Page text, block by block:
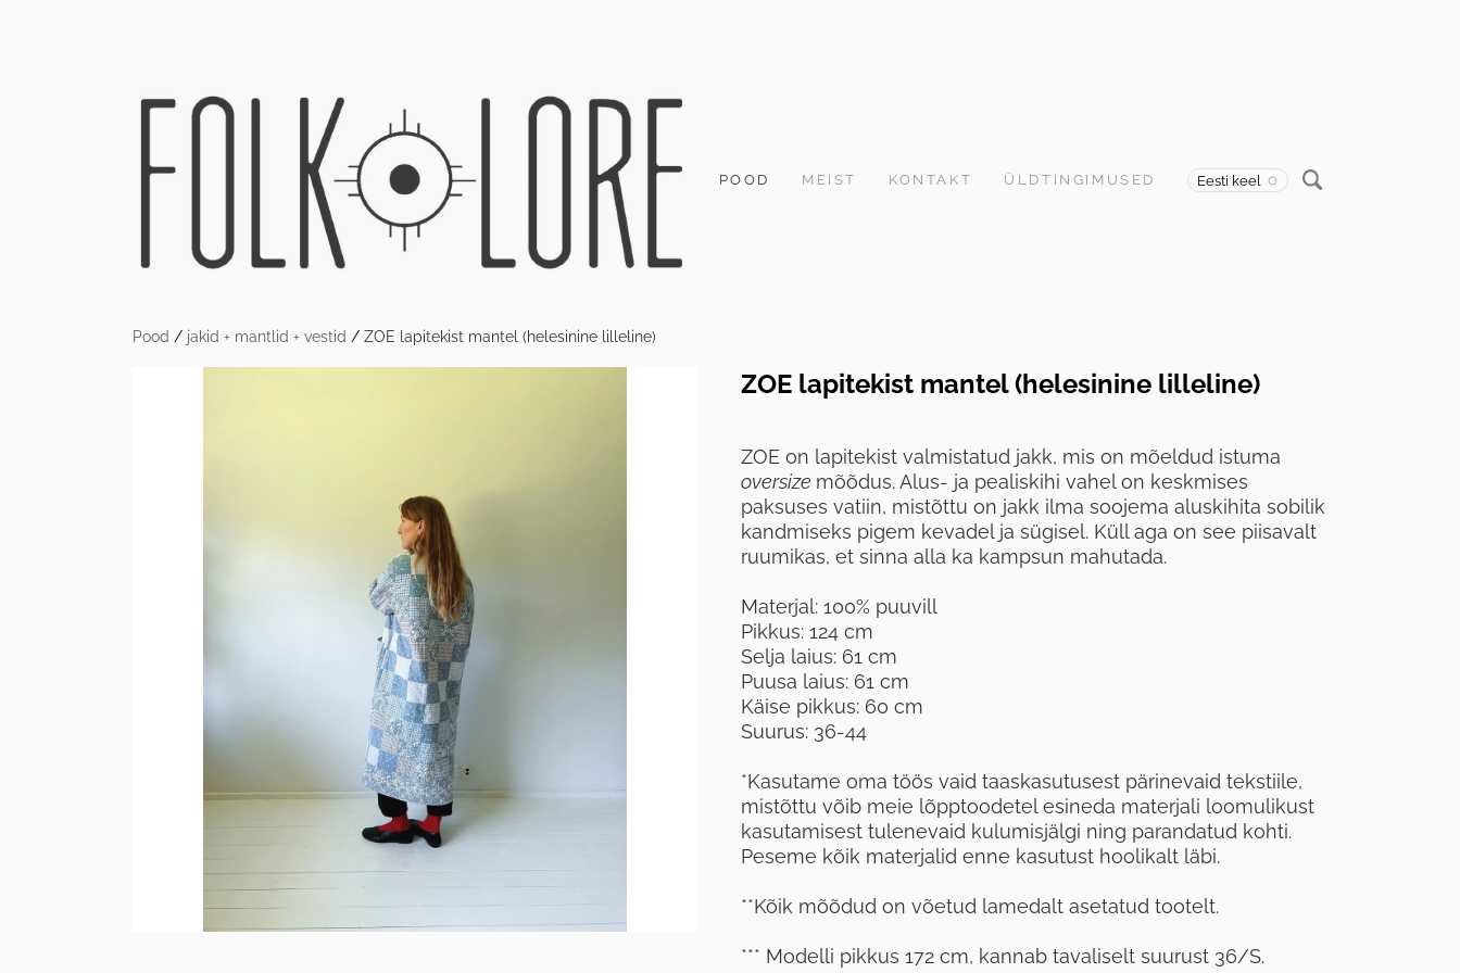
POOD MEIST KONTAKT ÜLDTINGIMUSED Eesti keel
Pood / jakid + mantlid + vestid / ZOE lapitekist mantel (helesinine lilleline)
ZOE lapitekist mantel (helesinine lilleline)
ZOE on lapitekist valmistatud jakk, mis on mõeldud istuma
oversize mõõdus. Alus- ja pealiskihi vahel on keskmises
paksuses vatiin, mistõttu on jakk ilma soojema aluskihita sobilik
kandmiseks pigem kevadel ja sügisel. Küll aga on see piisavalt
ruumikas, et sinna alla ka kampsun mahutada.
Materjal: 100% puuvill
Pikkus: 124 cm
Selja laius: 61 cm
Puusa laius: 61 cm
Käise pikkus: 60 cm
Suurus: 36-44
*Kasutame oma töös vaid taaskasutusest pärinevaid tekstiile,
mistõttu võib meie lõpptoodetel esineda materjali loomulikust
kasutamisest tulenevaid kulumisjälgi ning parandatud kohti.
Peseme kõik materjalid enne kasutust hoolikalt läbi.
**Kõik mõõdud on võetud lamedalt asetatud tootelt.
*** Modelli pikkus 172 cm, kannab tavaliselt suurust 36/S.